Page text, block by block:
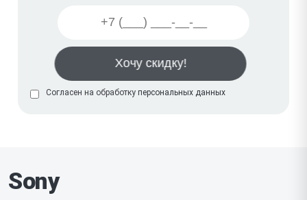
Согласен на обработку персональных данных
Sony